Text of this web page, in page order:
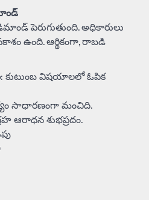
పెరుగుతుంది. అధికారులు
ఉంది. ఆర్థికంగా, రాబడి
: కుటుంబ విషయాలలో ఓపిక
సాధారణంగా మంచిది.
ఆరాధన శుభప్రదం.